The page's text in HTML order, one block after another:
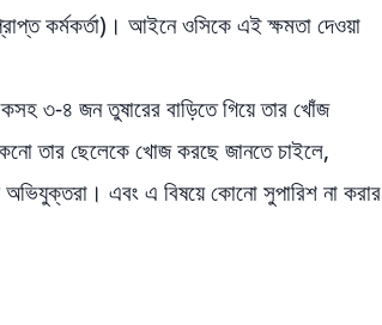
কর্মকর্তা)। আইনে ওসিকে এই ক্ষমতা দেওয়া
৩-৪ জন তুষারের বাড়িতে গিয়ে তার খোঁজ
তার ছেলেকে খোজ করছে জানতে চাইলে,
অভিযুক্তরা। এবং এ বিষয়ে কোনো সুপারিশ না করার